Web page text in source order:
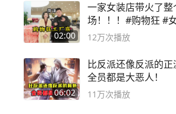
02:00
一家女装店带火了整
场！！！#购物狂 #
高品质女装
12万次播放
06:02
比反派还像反派的正
全员都是大恶人！
11万次播放